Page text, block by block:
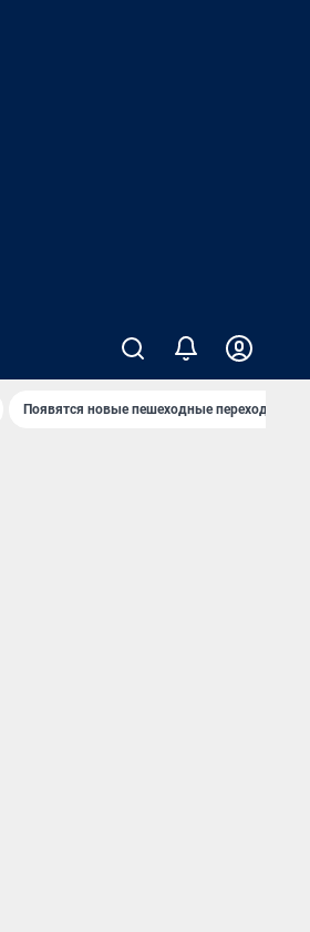
Появятся новые пешеходные переходы